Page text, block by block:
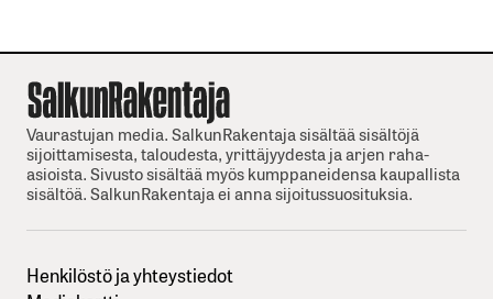
Vaurastujan media. SalkunRakentaja sisältää sisältöjä
sijoittamisesta, taloudesta, yrittäjyydesta ja arjen raha-
asioista. Sivusto sisältää myös kumppaneidensa kaupallista
sisältöä. SalkunRakentaja ei anna sijoitussuosituksia.
Henkilöstö ja yhteystiedot